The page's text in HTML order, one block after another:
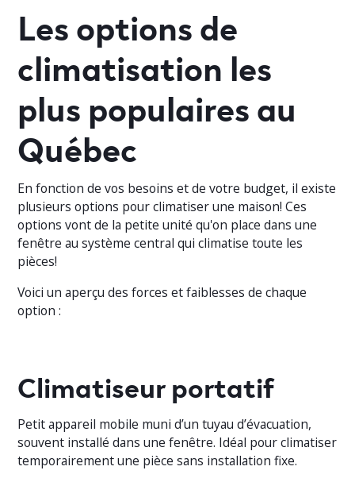
Les options de
climatisation les
plus populaires au
Québec
En fonction de vos besoins et de votre budget, il existe
plusieurs options pour climatiser une maison! Ces
options vont de la petite unité qu'on place dans une
fenêtre au système central qui climatise toute les
pièces!
Voici un aperçu des forces et faiblesses de chaque
option :
Climatiseur portatif
Petit appareil mobile muni d’un tuyau d’évacuation,
souvent installé dans une fenêtre. Idéal pour climatiser
temporairement une pièce sans installation fixe.